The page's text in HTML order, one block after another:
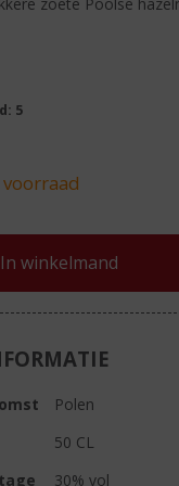
5
In winkelmand
Polen
50 CL
30% vol